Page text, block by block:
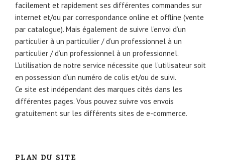
facilement et rapidement ses différentes commandes sur
internet et/ou par correspondance online et offline (vente
par catalogue). Mais également de suivre l’envoi d’un
particulier à un particulier / d’un professionnel à un
particulier / d’un professionnel à un professionnel.
L’utilisation de notre service nécessite que l’utilisateur soit
en possession d’un numéro de colis et/ou de suivi.
Ce site est indépendant des marques cités dans les
différentes pages. Vous pouvez suivre vos envois
gratuitement sur les différents sites de e-commerce.
PLAN DU SITE